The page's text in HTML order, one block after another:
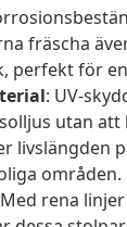
fräscha
perfekt för
: UV-
utan att
livslängden
områden.
rena